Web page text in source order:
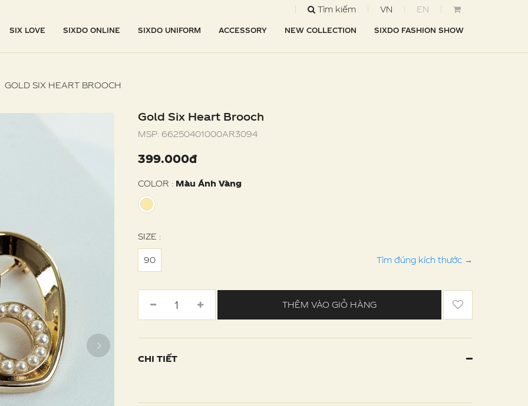
Tìm kiếm VN EN
SIX LOVE SIXDO ONLINE SIXDO UNIFORM ACCESSORY NEW COLLECTION SIXDO FASHION SHOW
GOLD SIX HEART BROOCH
Gold Six Heart Brooch
MSP: 66250401000AR3094
399.000đ
COLOR : Màu Ánh Vàng
SIZE :
90 Tìm đúng kích thước →
THÊM VÀO GIỎ HÀNG
CHI TIẾT